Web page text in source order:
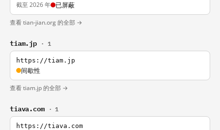
截至 2026 年 已屏蔽
查看 tian-jian.org 的全部 →
tiam.jp · 1
https://tiam.jp
间歇性
查看 tiam.jp 的全部 →
tiava.com · 1
https://tiava.com